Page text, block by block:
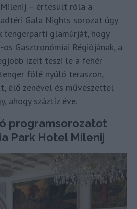
– értesült róla a
Gala Nights sorozat úgy
tengerparti glamúrját, hogy
Gasztronómiai Régiójának, a
ízeit teszi le a fehér
fölé nyúló teraszon,
élő zenével és művészettel
ahogy száztíz éve.
programsorozatot
Park Hotel Milenij